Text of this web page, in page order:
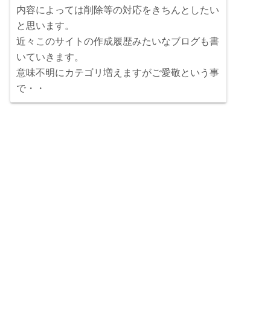
内容によっては削除等の対応をきちんとしたい
と思います。
近々このサイトの作成履歴みたいなブログも書
いていきます。
意味不明にカテゴリ増えますがご愛敬という事
で・・